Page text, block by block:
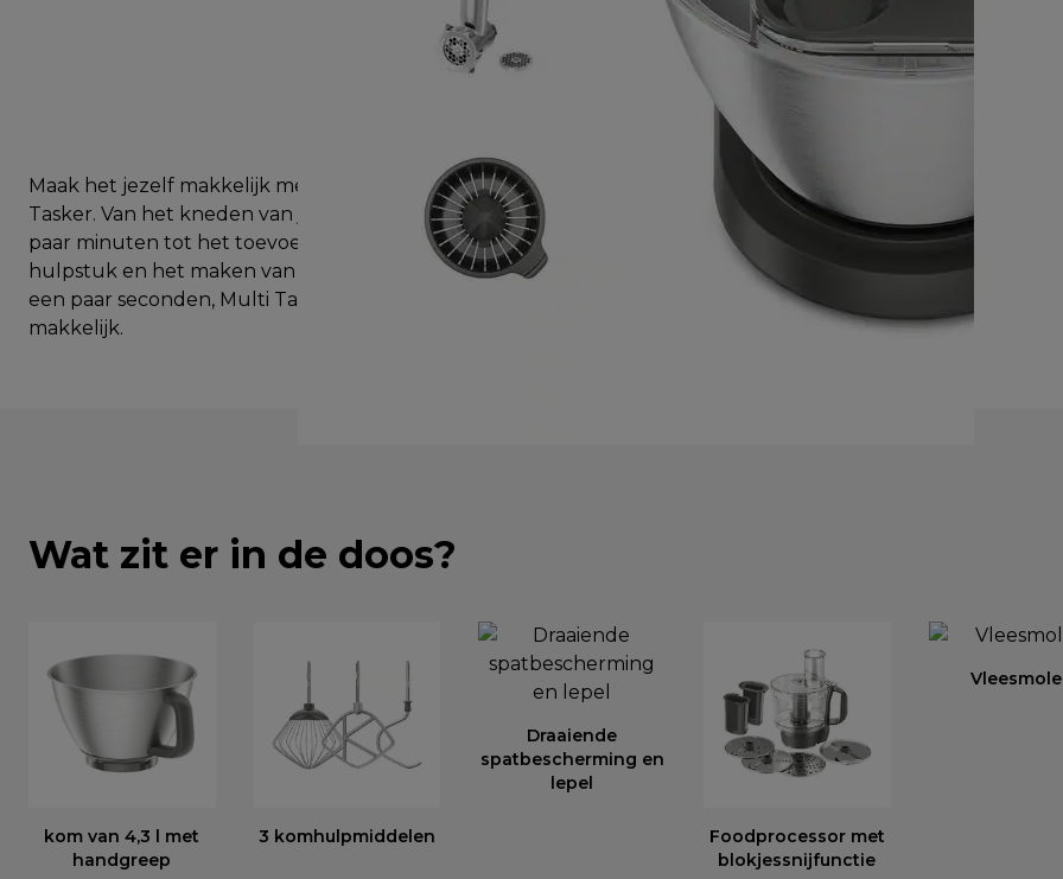
Maak het jezelf makkelijk met de Kenwood Multi
Tasker. Van het kneden van je pizzadeeg in een
paar minuten tot het toevoegen van een
hulpstuk en het maken van een lekkere ragù in
een paar seconden, Multi Tasker maakt het
makkelijk.
Wat zit er in de doos?
kom van 4,3 l met
handgreep
3 komhulpmiddelen
Draaiende
spatbescherming en
lepel
Foodprocessor met
blokjessnijfunctie